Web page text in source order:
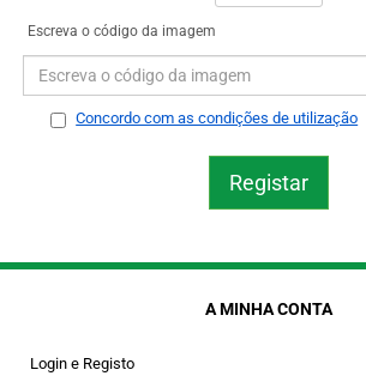
Escreva o código da imagem
Concordo com as condições de utilização
A MINHA CONTA
Login e Registo